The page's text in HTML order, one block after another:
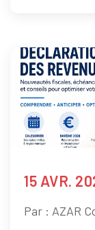
15 AVR.
Par : AZAR